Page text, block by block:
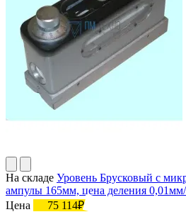
На складе Уровень Брусковый с
ампулы 165мм, цена деления
Цена
75 114₽